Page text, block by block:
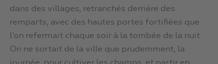
dans des villages, retranchés derrière des
remparts, avec des hautes portes fortifiées que
l’on refermait chaque soir à la tombée de la nuit.
On ne sortait de la ville que prudemment, la